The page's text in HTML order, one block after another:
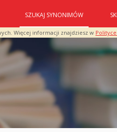
Więcej informacji znajdziesz w
SZUKAJ SYNONIMÓW